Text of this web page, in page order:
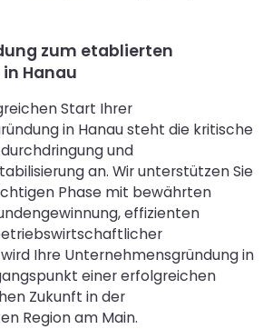
zum etablierten
Hanau
Start Ihrer
in Hanau steht die kritische
und
an. Wir unterstützen Sie
Phase mit bewährten
effizienten
Ihre Unternehmensgründung in
einer erfolgreichen
Zukunft in der
Region am Main.